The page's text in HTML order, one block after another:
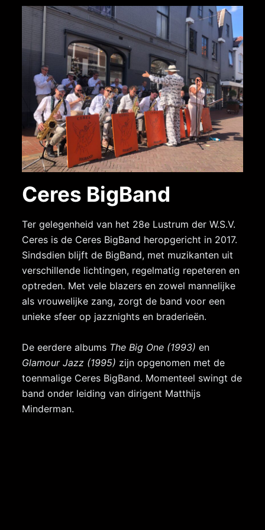
Ceres BigBand
Ter gelegenheid van het 28e Lustrum der W.S.V.
Ceres is de Ceres BigBand heropgericht in 2017.
Sindsdien blijft de BigBand, met muzikanten uit
verschillende lichtingen, regelmatig repeteren en
optreden. Met vele blazers en zowel mannelijke
als vrouwelijke zang, zorgt de band voor een
unieke sfeer op jazznights en braderieën.
De eerdere albums The Big One (1993) en
Glamour Jazz (1995) zijn opgenomen met de
toenmalige Ceres BigBand. Momenteel swingt de
band onder leiding van dirigent Matthijs
Minderman.